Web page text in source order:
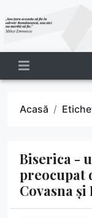
Acasă
Biserica -
preocupat
Covasna